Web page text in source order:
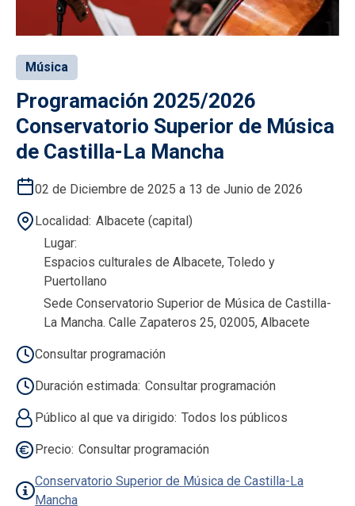
Música
Programación 2025/2026
Conservatorio Superior de Música
de Castilla-La Mancha
02 de Diciembre de 2025 a 13 de Junio de 2026
Localidad Albacete (capital)
Lugar
Espacios culturales de Albacete, Toledo y
Puertollano
Sede Conservatorio Superior de Música de Castilla-
La Mancha. Calle Zapateros 25, 02005, Albacete
Consultar programación
Duración estimada Consultar programación
Público al que va dirigido Todos los públicos
Precio Consultar programación
Conservatorio Superior de Música de Castilla-La
Mancha